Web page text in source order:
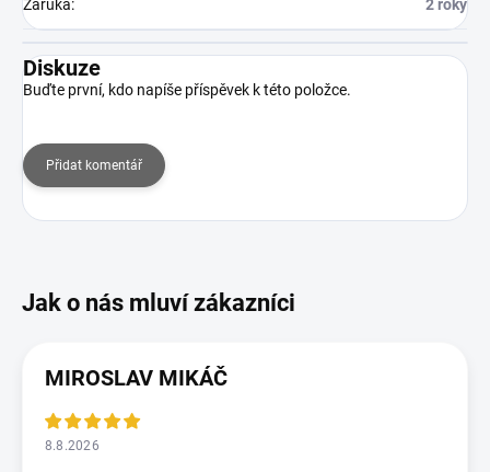
Záruka: 2 roky
Diskuze
Buďte první, kdo napíše příspěvek k této položce.
Přidat komentář
MIROSLAV MIKÁČ
8.8.2026